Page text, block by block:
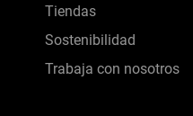
Tiendas
Sostenibilidad
Trabaja con nosotros